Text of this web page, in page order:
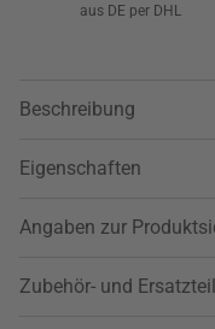
aus DE per DHL
Beschreibung
Eigenschaften
Angaben zur
Zubehör- und